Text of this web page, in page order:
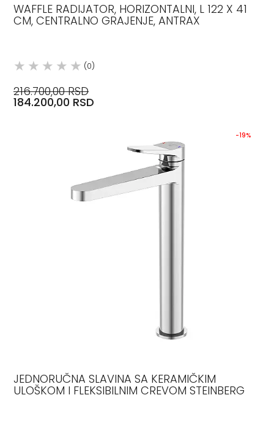
WAFFLE RADIJATOR, HORIZONTALNI, L 122 X 41
CM, CENTRALNO GRAJENJE, ANTRAX
(0)
216.700,00 RSD
184.200,00 RSD
-19%
JEDNORUČNA SLAVINA SA KERAMIČKIM
ULOŠKOM I FLEKSIBILNIM CREVOM STEINBERG